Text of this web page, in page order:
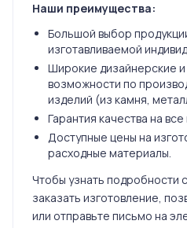
Наши преимущества:
Большой выбор
изготавливаемой
Широкие дизайнерские и
возможности по
изделий (из камня,
Гарантия качества на
Доступные цены на
расходные материалы.
Чтобы узнать подробности
заказать изготовление,
или отправьте письмо на